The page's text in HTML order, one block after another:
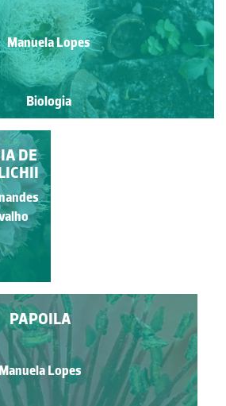
Manuela Lopes
Biologia
DE
PAPOILA
Manuela Lopes